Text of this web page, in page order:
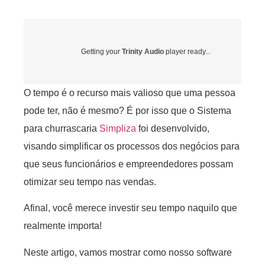
Getting your Trinity Audio player ready...
O tempo é o recurso mais valioso que uma pessoa
pode ter, não é mesmo? É por isso que o Sistema
para churrascaria Simpliza foi desenvolvido,
visando simplificar os processos dos negócios para
que seus funcionários e empreendedores possam
otimizar seu tempo nas vendas.
Afinal, você merece investir seu tempo naquilo que
realmente importa!
Neste artigo, vamos mostrar como nosso software